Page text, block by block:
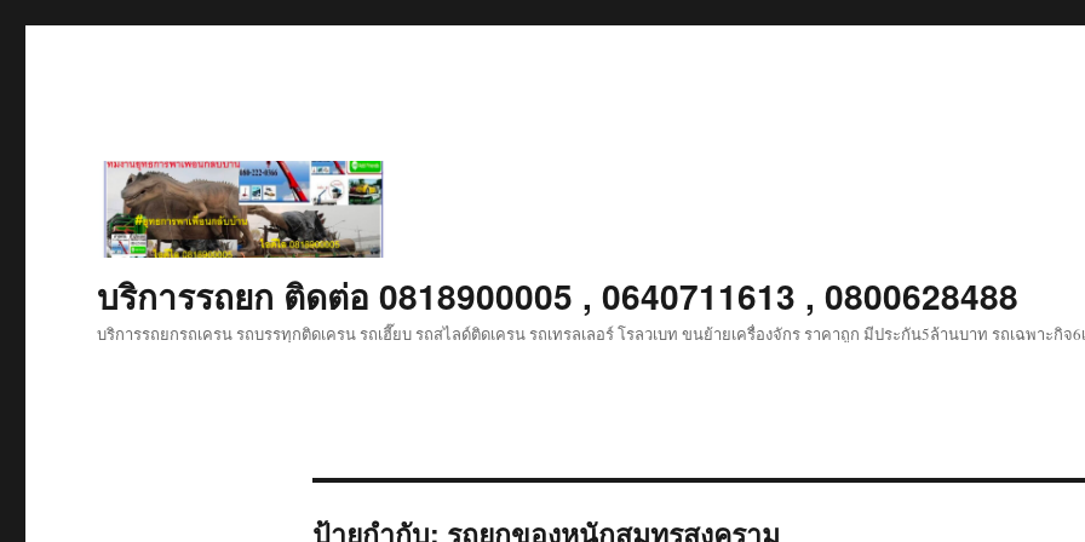
บริการรถยก ติดต่อ 0818900005 , 0640711613 , 0800628488
บริการรถยกรถเครน รถบรรทุกติดเครน รถเฮี๊ยบ รถสไลด์ติดเครน รถเทรลเลอร์ โรลวเบท ขนย้ายเครื่องจักร ราคาถูก มีประกัน5ล้านบาท รถเฉพาะกิจ6
ป้ายกำกับ: รถยกของหนักสมุทรสงคราม